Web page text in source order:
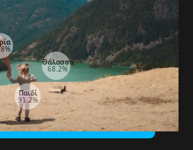
Παιδί
91.2%
Θάλασσα
68.2%